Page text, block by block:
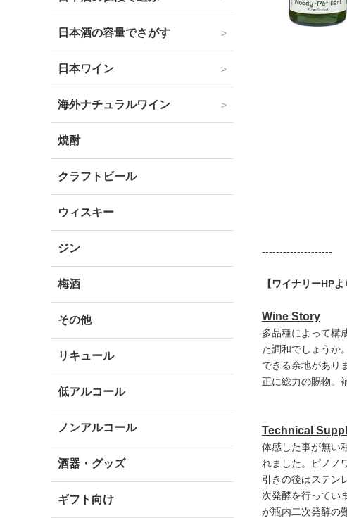
--------------------
【ワイナリーHPよ
Wine Story
多品種によって構
た調和でしょうか
できる余地があり
正に総力の賜物。
Technical
体感した事が無い
れました。ピノノ
引きの後はステン
次発酵を行ってい
が瓶内二次発酵の
日本酒の容量でさがす
日本ワイン
海外ナチュラルワイン
焼酎
クラフトビール
ウィスキー
ジン
梅酒
その他
リキュール
低アルコール
ノンアルコール
酒器・グッズ
ギフト向け